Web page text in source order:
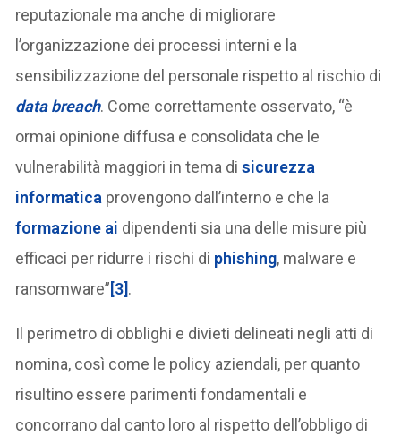
reputazionale ma anche di migliorare
l’organizzazione dei processi interni e la
sensibilizzazione del personale rispetto al rischio di
data breach. Come correttamente osservato, “è
ormai opinione diffusa e consolidata che le
vulnerabilità maggiori in tema disicurezza
informatica provengono dall’interno e che la
formazione ai dipendenti sia una delle misure più
efficaci per ridurre i rischi di phishing, malware e
ransomware”[3].
Il perimetro di obblighi e divieti delineati negli atti di
nomina, così come le policy aziendali, per quanto
risultino essere parimenti fondamentali e
concorrano dal canto loro al rispetto dell’obbligo di